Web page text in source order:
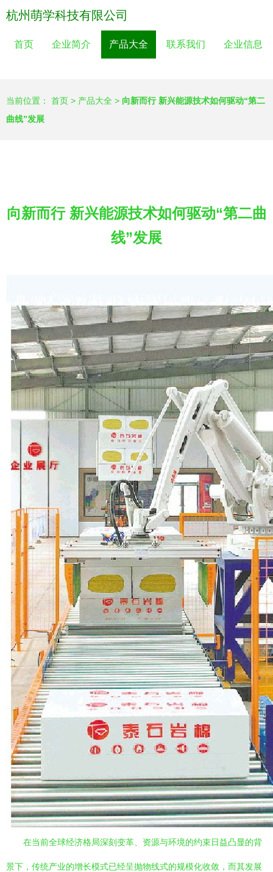
杭州萌学科技有限公司
首页 企业简介 产品大全 联系我们 企业信息
当前位置： 首页 > 产品大全 > 向新而行 新兴能源技术如何驱动“第二
曲线”发展
向新而行 新兴能源技术如何驱动“第二曲
线”发展
在当前全球经济格局深刻变革、资源与环境的约束日益凸显的背
景下，传统产业的增长模式已经呈抛物线式的规模化收敛，而其发展